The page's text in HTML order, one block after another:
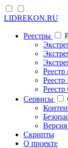
LIDREKON.RU
Реестры
Реестр
Cервисы
Скрипты
О проекте